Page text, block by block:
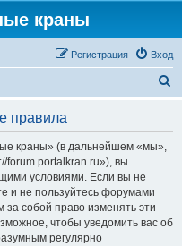
краны
Вход
Регистрация
правила
краны» (в дальнейшем «мы»,
forum.portalkran.ru»), вы
условиями. Если вы не
и не пользуйтесь форумами
собой право изменять эти
чтобы уведомить вас об
регулярно